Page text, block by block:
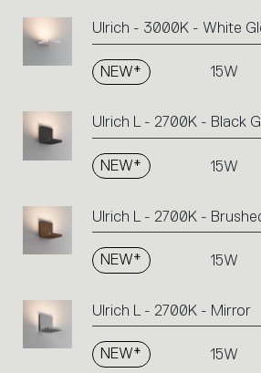
Ulrich - 3000K - White
NEW* 15W
Ulrich L - 2700K - Black
NEW* 15W
Ulrich L - 2700K -
NEW* 15W
Ulrich L - 2700K - Mirror
NEW* 15W